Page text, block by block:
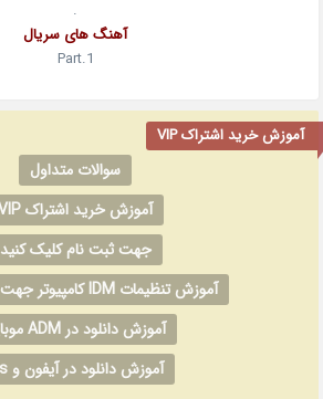
.
آهنگ های سریال
Part.1
آموزش خرید اشتراک VIP
سوالات متداول
آموزش خرید اشتراک VIP
جهت ثبت نام کلیک کنید
آموزش تنظیمات IDM کامپیوتر جهت دانلود VIP
آموزش دانلود در ADM موبایل
آموزش دانلود در آیفون و ios